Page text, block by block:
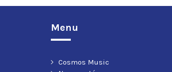
Menu
Cosmos Music